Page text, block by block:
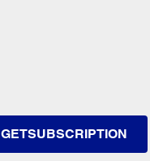
GETSUBSCRIPTION